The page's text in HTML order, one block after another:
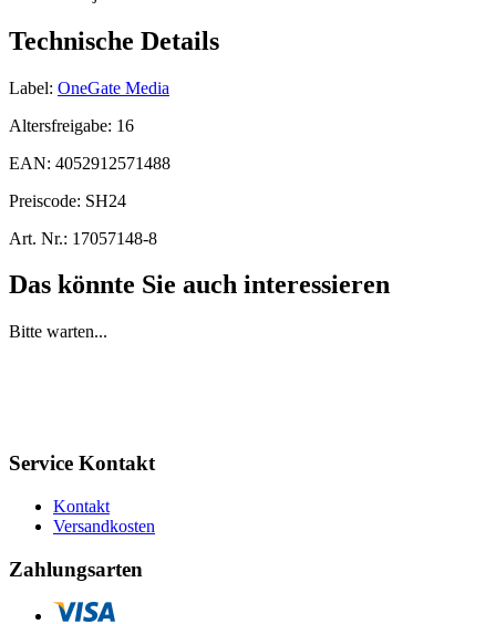
Technische Details
Label: OneGate Media
Altersfreigabe: 16
EAN: 4052912571488
Preiscode: SH24
Art. Nr.: 17057148-8
Das könnte Sie auch interessieren
Bitte warten...
Service Kontakt
Kontakt
Versandkosten
Zahlungsarten